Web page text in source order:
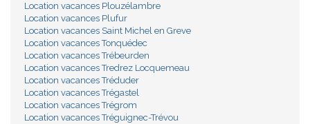
Location vacances Plouzélambre
Location vacances Plufur
Location vacances Saint Michel en Greve
Location vacances Tonquédec
Location vacances Trébeurden
Location vacances Tredrez Locquemeau
Location vacances Tréduder
Location vacances Trégastel
Location vacances Trégrom
Location vacances Tréguignec-Trévou